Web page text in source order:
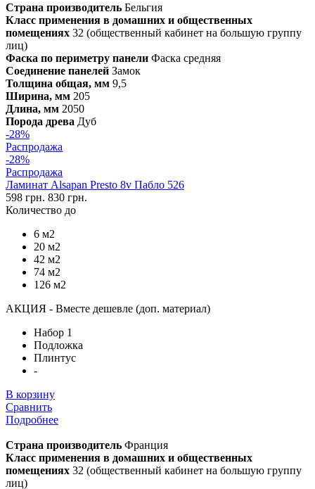
Страна производитель Бельгия
Класс применения в домашних и общественных
помещениях 32 (общественный кабинет на большую группу
лиц)
Фаска по периметру панели Фаска средняя
Соединение панелей Замок
Толщина общая, мм 9,5
Ширина, мм 205
Длина, мм 2050
Порода древа Дуб
-28%
Распродажа
-28%
Распродажа
Ламинат Alsapan Presto 8v Пабло 526
598 грн. 830 грн.
Количество до
6 м2
20 м2
42 м2
74 м2
126 м2
АКЦИЯ - Вместе дешевле (доп. материал)
Набор 1
Подложка
Плинтус
-
В корзину
Сравнить
Подробнее
Страна производитель Франция
Класс применения в домашних и общественных
помещениях 32 (общественный кабинет на большую группу
лиц)